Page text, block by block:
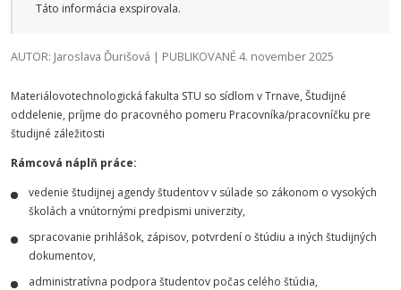
Táto informácia exspirovala.
AUTOR: Jaroslava Ďurišová | PUBLIKOVANÉ 4. november 2025
Materiálovotechnologická fakulta STU so sídlom v Trnave, Študijné
oddelenie, príjme do pracovného pomeru Pracovníka/pracovníčku pre
študijné záležitosti
Rámcová náplň práce:
vedenie študijnej agendy študentov v súlade so zákonom o vysokých
školách a vnútornými predpismi univerzity,
spracovanie prihlášok, zápisov, potvrdení o štúdiu a iných študijných
dokumentov,
administratívna podpora študentov počas celého štúdia,